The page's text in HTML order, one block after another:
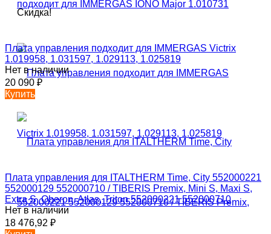
Скидка!
Плата управления подходит для IMMERGAS Victrix
1.019958, 1.031597, 1.029113, 1.025819
Нет в наличии
20 090 ₽
Купить
Плата управления для ITALTHERM Time, City 552000221
552000129 552000710 / TIBERIS Premix, Mini S, Maxi S,
Extra S, Oberon, Atlas, Triton 552000221 552000710
Нет в наличии
18 476,92 ₽